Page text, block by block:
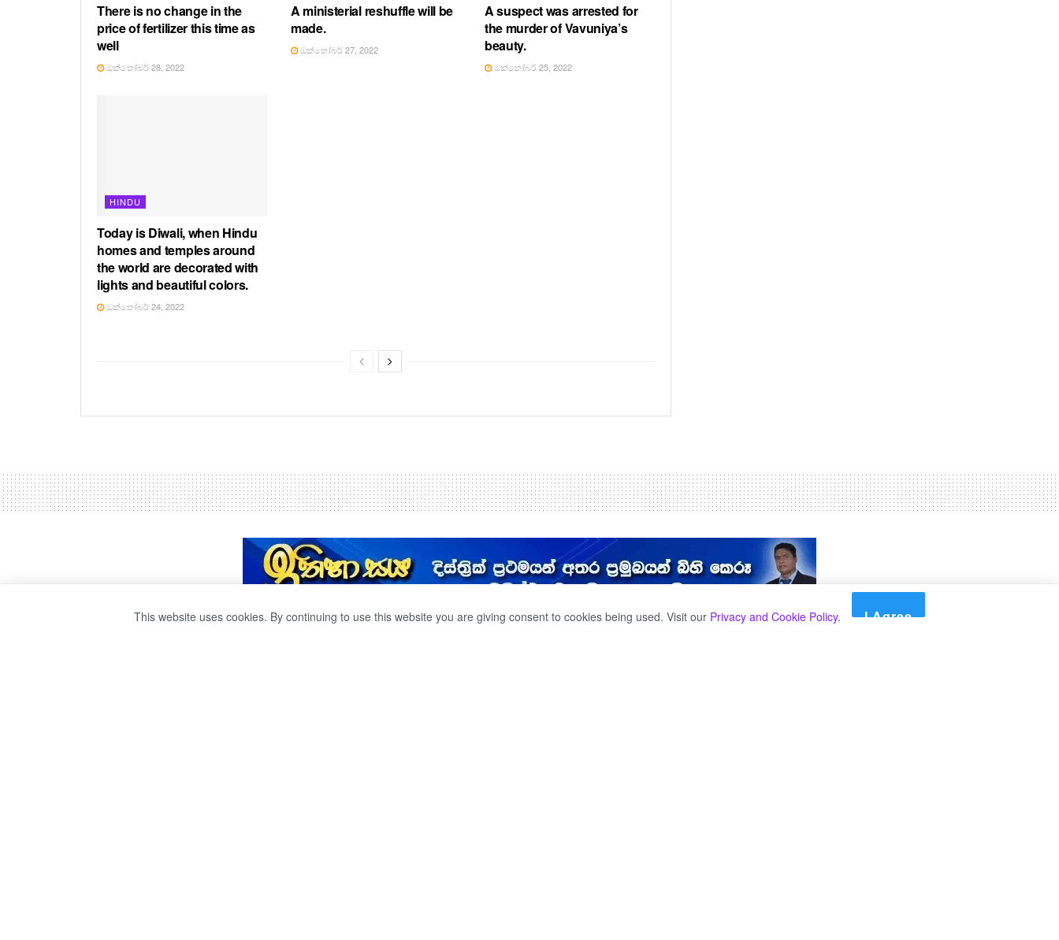
There is no change in the
price of fertilizer this time as
well
ඔක්තෝබර් 28, 2022
A ministerial reshuffle will be
made.
ඔක්තෝබර් 27, 2022
A suspect was arrested for
the murder of Vavuniya’s
beauty.
ඔක්තෝබර් 25, 2022
HINDU
Today is Diwali, when Hindu
homes and temples around
the world are decorated with
lights and beautiful colors.
ඔක්තෝබර් 24, 2022
This website uses cookies. By continuing to use this website you are giving consent to cookies being used. Visit our Privacy and Cookie Policy. I Agree